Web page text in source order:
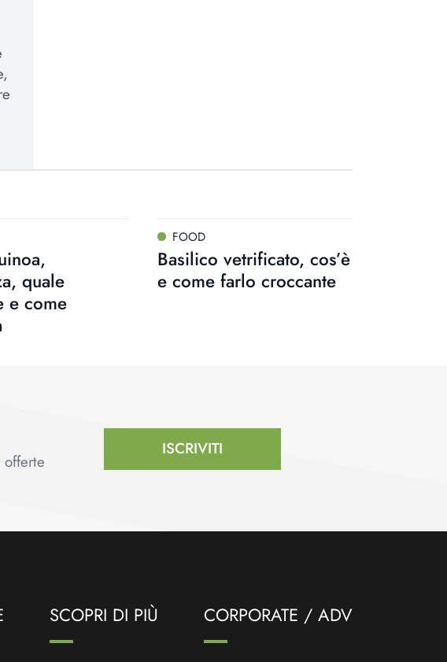
quale
e come
FOOD
Basilico vetrificato, cos’è
e come farlo croccante
ISCRIVITI
SCOPRI DI PIÙ CORPORATE / ADV